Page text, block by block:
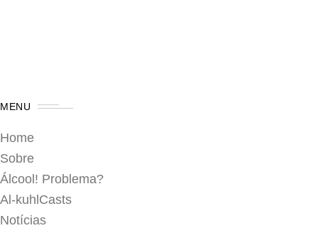
MENU
Home
Sobre
Álcool! Problema?
Al-kuhlCasts
Notícias